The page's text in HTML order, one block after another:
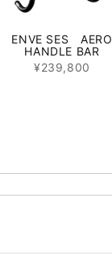
ENVE SES AERO
HANDLE BAR
¥239,800